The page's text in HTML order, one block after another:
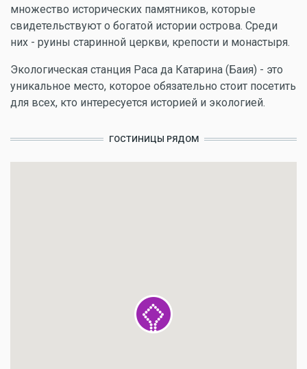
множество исторических памятников, которые
свидетельствуют о богатой истории острова. Среди
них - руины старинной церкви, крепости и монастыря.
Экологическая станция Раса да Катарина (Баия) - это
уникальное место, которое обязательно стоит посетить
для всех, кто интересуется историей и экологией.
ГОСТИНИЦЫ РЯДОМ